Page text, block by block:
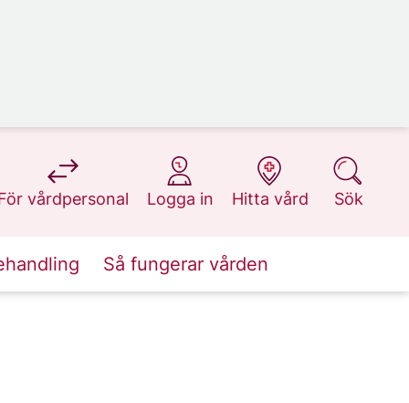
vårdpersonal
på 1177.se
Logga in
på 1177.se
Hitta vård
på 1177.se
Sök
på 1177.se
Så fungerar vården